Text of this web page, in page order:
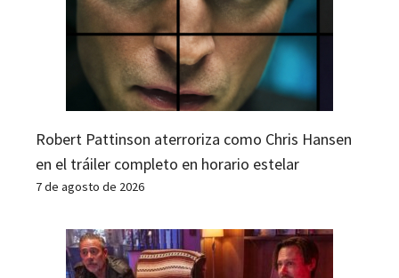
Robert Pattinson aterroriza como Chris Hansen
en el tráiler completo en horario estelar
7 de agosto de 2026